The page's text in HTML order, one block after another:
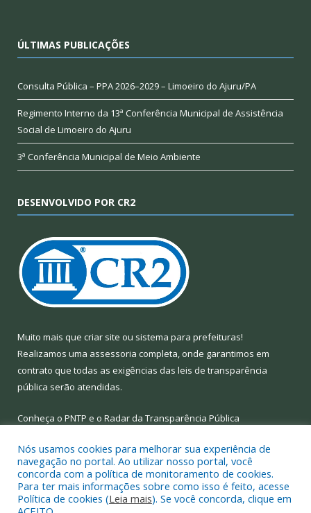
ÚLTIMAS PUBLICAÇÕES
Consulta Pública – PPA 2026–2029 – Limoeiro do Ajuru/PA
Regimento Interno da 13ª Conferência Municipal de Assistência
Social de Limoeiro do Ajuru
3ª Conferência Municipal de Meio Ambiente
DESENVOLVIDO POR CR2
Muito mais que criar site ou sistema para prefeituras!
Realizamos uma assessoria completa, onde garantimos em
contrato que todas as exigências das leis de transparência
pública serão atendidas.
Conheça o PNTP e o Radar da Transparência Pública
Todos os direitos reservados a Prefeitura Municipal de Limoeiro
do Ajuru.
Nós usamos cookies para melhorar sua experiência de
navegação no portal. Ao utilizar nosso portal, você
concorda com a política de monitoramento de cookies.
Para ter mais informações sobre como isso é feito, acesse
Política de cookies (Leia mais). Se você concorda, clique em